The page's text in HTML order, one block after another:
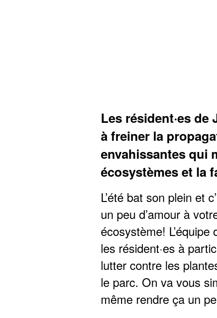
Les résident·es
à freiner la
envahissantes qui
écosystèmes et la
L’été bat son plein et
un peu d’amour à
écosystème!
les résident·es à
lutter contre les
le parc. On va vous
même rendre ça un